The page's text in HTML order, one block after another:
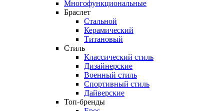
Многофункциональные
Браслет
Стальной
Керамический
Титановый
Стиль
Классический стиль
Дизайнерские
Военный стиль
Спортивный стиль
Дайверские
Топ-бренды